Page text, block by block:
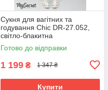
Сукня для вагітних та
годування Chic DR-27.052,
світло-блакитна
Готово до відправки
1 199 ₴ 1 347 ₴
Купити